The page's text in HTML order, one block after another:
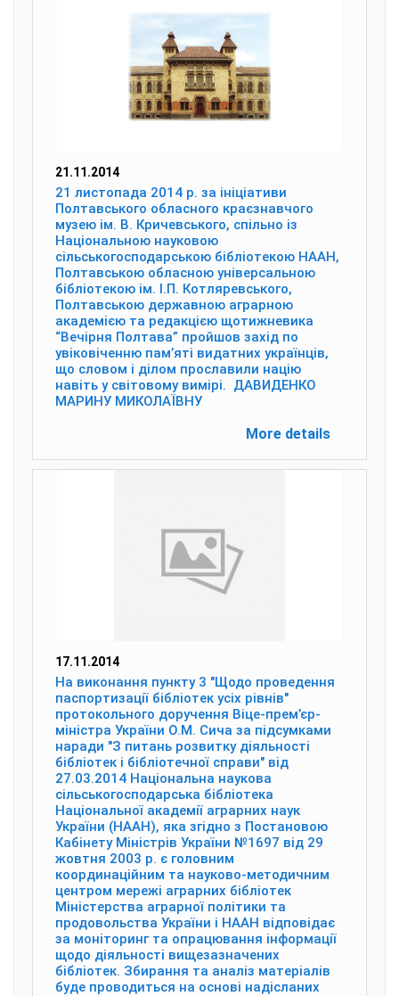
21.11.2014
21 листопада 2014 р. за ініціативи
Полтавського обласного краєзнавчого
музею ім. В. Кричевського, спільно із
Національною науковою
сільськогосподарською бібліотекою НААН,
Полтавською обласною універсальною
бібліотекою ім. І.П. Котляревського,
Полтавською державною аграрною
академією та редакцією щотижневика
“Вечірня Полтава” пройшов захід по
увіковіченню пам’яті видатних українців,
що словом і ділом прославили націю
навіть у світовому вимірі. ДАВИДЕНКО
МАРИНУ МИКОЛАЇВНУ
More details
17.11.2014
На виконання пункту 3 "Щодо проведення
паспортизації бібліотек усіх рівнів"
протокольного доручення Віце-прем’єр-
міністра України О.М. Сича за підсумками
наради "З питань розвитку діяльності
бібліотек і бібліотечної справи" від
27.03.2014 Національна наукова
сільськогосподарська бібліотека
Національної академії аграрних наук
України (НААН), яка згідно з Постановою
Кабінету Міністрів України №1697 від 29
жовтня 2003 р. є головним
координаційним та науково-методичним
центром мережі аграрних бібліотек
Міністерства аграрної політики та
продовольства України і НААН відповідає
за моніторинг та опрацювання інформації
щодо діяльності вищезазначених
бібліотек. Збирання та аналіз матеріалів
буде проводиться на основі надісланих